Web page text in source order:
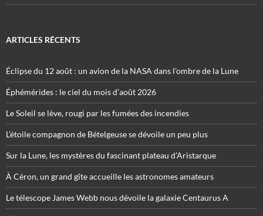
ARTICLES RÉCENTS
Éclipse du 12 août : un avion de la NASA dans l’ombre de la Lune
Éphémérides : le ciel du mois d’août 2026
Le Soleil se lève, rougi par les fumées des incendies
L’étoile compagnon de Bételgeuse se dévoile un peu plus
Sur la Lune, les mystères du fascinant plateau d’Aristarque
À Céron, un grand gîte accueille les astronomes amateurs
Le télescope James Webb nous dévoile la galaxie Centaurus A